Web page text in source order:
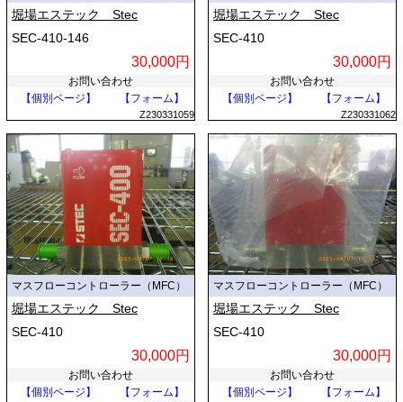
堀場エステック Stec
SEC-410-146
30,000円
お問い合わせ
【個別ページ】
【フォーム】
Z230331059
堀場エステック Stec
SEC-410
30,000円
お問い合わせ
【個別ページ】
【フォーム】
Z230331062
マスフローコントローラー（MFC）
堀場エステック Stec
SEC-410
30,000円
お問い合わせ
【個別ページ】
【フォーム】
マスフローコントローラー（MFC）
堀場エステック Stec
SEC-410
30,000円
お問い合わせ
【個別ページ】
【フォーム】